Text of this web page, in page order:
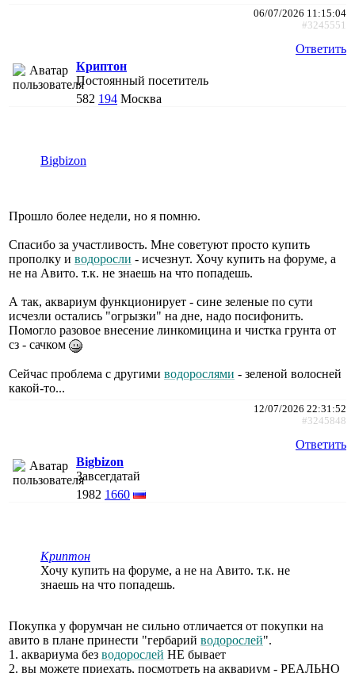
06/07/2026 11:15:04
#3245551
Ответить
Криптон
Постоянный посетитель
582 194 Москва
Bigbizon
Прошло более недели, но я помню.
Спасибо за участливость. Мне советуют просто купить
прополку и водоросли - исчезнут. Хочу купить на форуме, а
не на Авито. т.к. не знаешь на что попадешь.
А так, аквариум функционирует - сине зеленые по сути
исчезли остались "огрызки" на дне, надо посифонить.
Помогло разовое внесение линкомицина и чистка грунта от
сз - сачком
Сейчас проблема с другими водорослями - зеленой волосней
какой-то...
12/07/2026 22:31:52
#3245848
Ответить
Bigbizon
Завсегдатай
1982 1660
Криптон
Хочу купить на форуме, а не на Авито. т.к. не
знаешь на что попадешь.
Покупка у форумчан не сильно отличается от покупки на
авито в плане принести "гербарий водорослей".
1. аквариума без водорослей НЕ бывает
2. вы можете приехать, посмотреть на аквариум - РЕАЛЬНО